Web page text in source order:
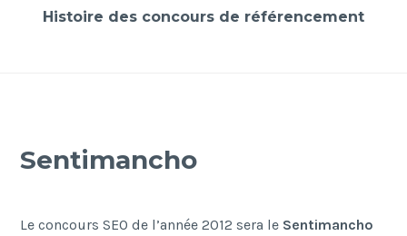
Histoire des concours de référencement
Sentimancho
Le concours SEO de l’année 2012 sera le Sentimancho